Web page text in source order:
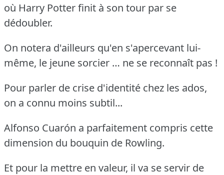
où Harry Potter finit à son tour par se
dédoubler.
On notera d'ailleurs qu'en s'apercevant lui-
même, le jeune sorcier … ne se reconnaît pas !
Pour parler de crise d'identité chez les ados,
on a connu moins subtil...
Alfonso Cuarón a parfaitement compris cette
dimension du bouquin de Rowling.
Et pour la mettre en valeur, il va se servir de